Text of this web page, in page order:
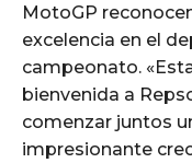
MotoGP
excelencia en el
campeonato.
bienvenida a
comenzar juntos
impresionante